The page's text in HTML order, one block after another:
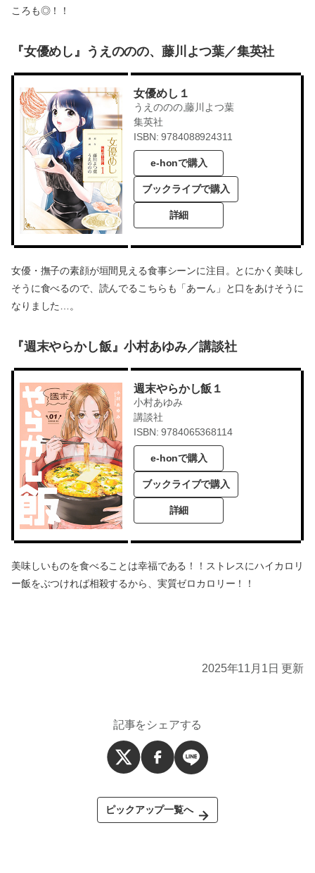
ころも◎！！
『女優めし』うえののの、藤川よつ葉／集英社
女優めし１
うえののの,藤川よつ葉
集英社
ISBN: 9784088924311
e-honで購入
ブックライブで購入
詳細
女優・撫子の素顔が垣間見える食事シーンに注目。とにかく美味し
そうに食べるので、読んでるこちらも「あーん」と口をあけそうに
なりました…。
『週末やらかし飯』小村あゆみ／講談社
週末やらかし飯１
小村あゆみ
講談社
ISBN: 9784065368114
e-honで購入
ブックライブで購入
詳細
美味しいものを食べることは幸福である！！ストレスにハイカロリ
ー飯をぶつければ相殺するから、実質ゼロカロリー！！
2025年11月1日 更新
記事をシェアする
ピックアップ一覧へ